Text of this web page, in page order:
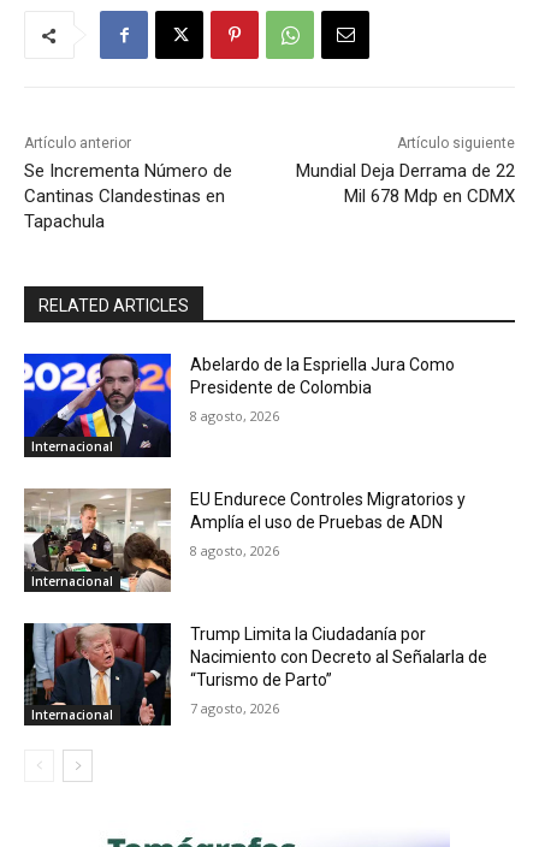
Artículo anterior
Se Incrementa Número de
Cantinas Clandestinas en
Tapachula
Artículo siguiente
Mundial Deja Derrama de 22
Mil 678 Mdp en CDMX
RELATED ARTICLES
Internacional
Abelardo de la Espriella Jura Como
Presidente de Colombia
8 agosto, 2026
Internacional
EU Endurece Controles Migratorios y
Amplía el uso de Pruebas de ADN
8 agosto, 2026
Internacional
Trump Limita la Ciudadanía por
Nacimiento con Decreto al Señalarla de
“Turismo de Parto”
7 agosto, 2026